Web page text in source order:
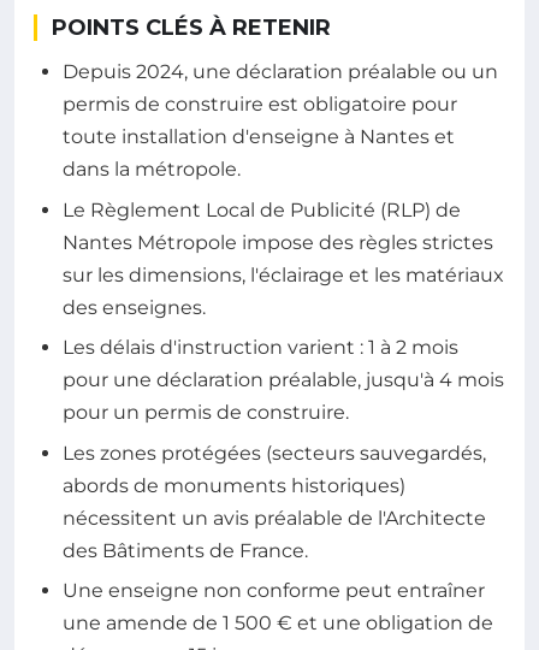
POINTS CLÉS À RETENIR
Depuis 2024, une déclaration préalable ou un
permis de construire est obligatoire pour
toute installation d'enseigne à Nantes et
dans la métropole.
Le Règlement Local de Publicité (RLP) de
Nantes Métropole impose des règles strictes
sur les dimensions, l'éclairage et les matériaux
des enseignes.
Les délais d'instruction varient : 1 à 2 mois
pour une déclaration préalable, jusqu'à 4 mois
pour un permis de construire.
Les zones protégées (secteurs sauvegardés,
abords de monuments historiques)
nécessitent un avis préalable de l'Architecte
des Bâtiments de France.
Une enseigne non conforme peut entraîner
une amende de 1 500 € et une obligation de